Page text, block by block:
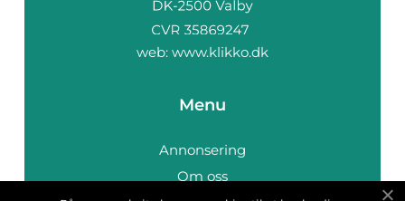
web: www.klikko.dk
Menu
Annonsering
Om oss